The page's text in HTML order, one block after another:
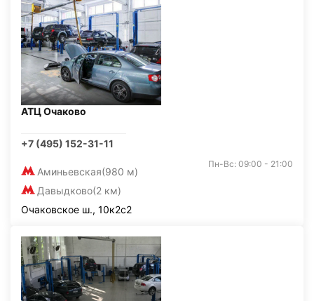
АТЦ Очаково
+7 (495) 152-31-11
Аминьевская(980 м)
Давыдково(2 км)
Пн-Вс: 09:00 - 21:00
Очаковское ш., 10к2с2